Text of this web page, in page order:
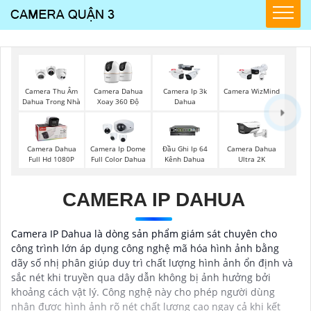
Camera Thu Âm
Dahua Trong Nhà
Camera Dahua
Xoay 360 Độ
Camera Ip 3k
Dahua
Camera WizMind
Camera Dahua
Full Hd 1080P
Camera Ip Dome
Full Color Dahua
Đầu Ghi Ip 64
Kênh Dahua
Camera Dahua
Ultra 2K
CAMERA IP DAHUA
Camera IP Dahua là dòng sản phẩm giám sát chuyên cho
công trình lớn áp dụng công nghệ mã hóa hình ảnh bằng
dãy số nhị phân giúp duy trì chất lượng hình ảnh ổn định và
sắc nét khi truyền qua dây dẫn không bị ảnh hưởng bởi
khoảng cách vật lý. Công nghệ này cho phép người dùng
nhận được hình ảnh rõ nét chất lượng cao ngay cả khi kết